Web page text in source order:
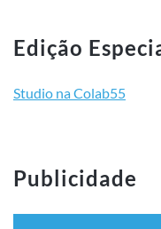
Edição
Studio na Colab55
Publicidade